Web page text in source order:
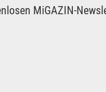
MiGAZIN-